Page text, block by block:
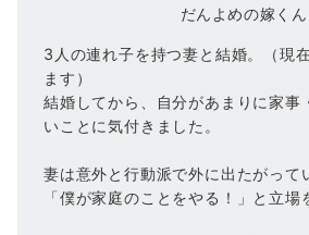
だんよめの嫁くん
3人の連れ子を持つ妻と結婚。（現
ます）
結婚してから、自分があまりに家事
いことに気付きました。
妻は意外と行動派で外に出たがって
「僕が家庭のことをやる！」と立場